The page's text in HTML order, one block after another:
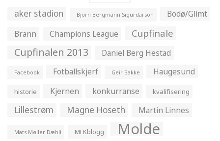
aker stadion Björn Bergmann Sigurdarson
Bodø/Glimt
Brann
Champions League Cupfinale
Cupfinalen 2013 Daniel Berg Hestad
Facebook Fotballskjerf Geir Bakke Haugesund
historie Kjernen konkurranse kvalifisering
Lillestrøm Magne Hoseth Martin Linnes
Mats Møller Dæhli MFKblogg Molde